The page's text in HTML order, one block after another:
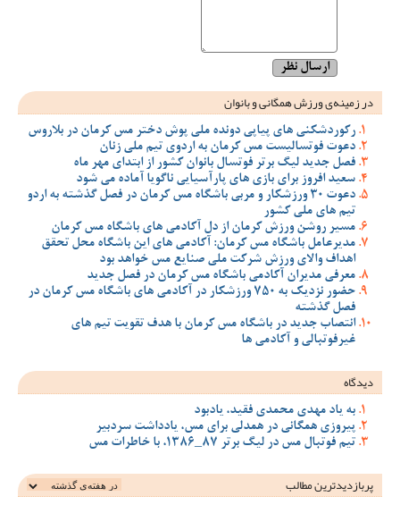
در زمینه‌ی ورزش همگانی و بانوان
رکوردشکنی های پیاپی دونده ملی پوش دختر مس کرمان در بلاروس
دعوت فوتسالیست مس کرمان به اردوی تیم ملی زنان
فصل جدید لیگ برتر فوتسال بانوان کشور از ابتدای مهر ماه
سعید افروز برای بازی های پارآسیایی ناگویا آماده می شود
دعوت 30 ورزشکار و مربی باشگاه مس کرمان در فصل گذشته به اردو
تیم های ملی کشور
مسیر روشن ورزش کرمان از دل آکادمی های باشگاه مس کرمان
مدیرعامل باشگاه مس کرمان: آکادمی های این باشگاه محل تحقق
اهداف والای ورزش شرکت ملی صنایع مس خواهد بود
معرفی مدیران آکادمی باشگاه مس کرمان در فصل جدید
حضور نزدیک به 750 ورزشکار در آکادمی های باشگاه مس کرمان در
فصل گذشته
انتصاب جدید در باشگاه مس کرمان با هدف تقویت تیم‌ های
غیرفوتبالی و آکادمی‌ ها
دیدگاه
به یاد مهدی محمدی فقید، یادبود
پیروزی همگانی در همدلی برای مس، یادداشت سردبیر
تیم فوتبال مس در لیگ برتر 87_1386، با خاطرات مس
پربازدیدترین‌ مطالب